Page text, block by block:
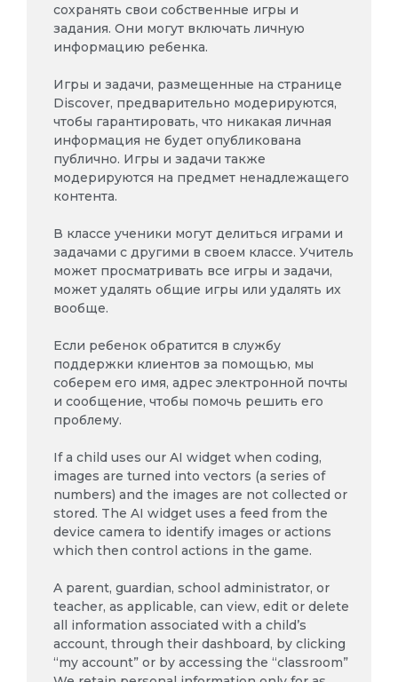
сохранять свои собственные игры и
задания. Они могут включать личную
информацию ребенка.
Игры и задачи, размещенные на странице
Discover, предварительно модерируются,
чтобы гарантировать, что никакая личная
информация не будет опубликована
публично. Игры и задачи также
модерируются на предмет ненадлежащего
контента.
В классе ученики могут делиться играми и
задачами с другими в своем классе. Учитель
может просматривать все игры и задачи,
может удалять общие игры или удалять их
вообще.
Если ребенок обратится в службу
поддержки клиентов за помощью, мы
соберем его имя, адрес электронной почты
и сообщение, чтобы помочь решить его
проблему.
If a child uses our AI widget when coding,
images are turned into vectors (a series of
numbers) and the images are not collected or
stored. The AI widget uses a feed from the
device camera to identify images or actions
which then control actions in the game.
A parent, guardian, school administrator, or
teacher, as applicable, can view, edit or delete
all information associated with a child’s
account, through their dashboard, by clicking
“my account” or by accessing the “classroom”